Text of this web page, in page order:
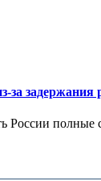
за задержания
полные